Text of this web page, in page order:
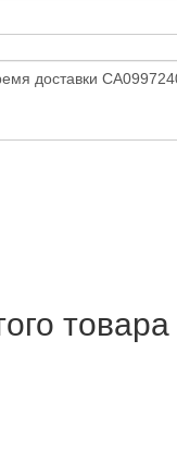
товара